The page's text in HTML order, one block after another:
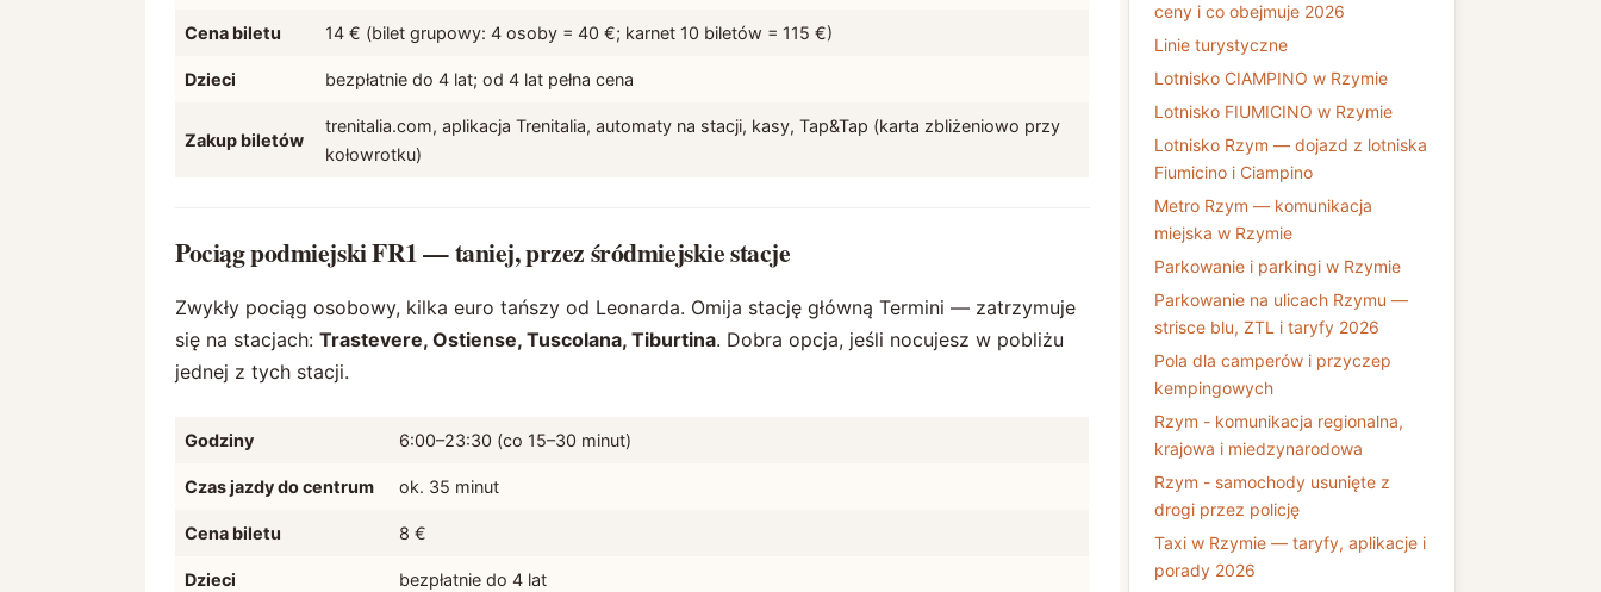
Cena biletu 14 € (bilet grupowy: 4 osoby = 40 €; karnet 10 biletów = 115 €)
Dzieci bezpłatnie do 4 lat; od 4 lat pełna cena
Zakup biletów
trenitalia.com, aplikacja Trenitalia, automaty na stacji, kasy, Tap&Tap (karta zbliżeniowo przy
kołowrotku)
Pociąg podmiejski FR1 — taniej, przez śródmiejskie stacje
Zwykły pociąg osobowy, kilka euro tańszy od Leonarda. Omija stację główną Termini — zatrzymuje
się na stacjach: Trastevere, Ostiense, Tuscolana, Tiburtina. Dobra opcja, jeśli nocujesz w pobliżu
jednej z tych stacji.
Godziny 6:00–23:30 (co 15–30 minut)
Czas jazdy do centrum ok. 35 minut
Cena biletu 8 €
Dzieci bezpłatnie do 4 lat
ceny i co obejmuje 2026
Linie turystyczne
Lotnisko CIAMPINO w Rzymie
Lotnisko FIUMICINO w Rzymie
Lotnisko Rzym — dojazd z lotniska
Fiumicino i Ciampino
Metro Rzym — komunikacja
miejska w Rzymie
Parkowanie i parkingi w Rzymie
Parkowanie na ulicach Rzymu —
strisce blu, ZTL i taryfy 2026
Pola dla camperów i przyczep
kempingowych
Rzym - komunikacja regionalna,
krajowa i miedzynarodowa
Rzym - samochody usunięte z
drogi przez policję
Taxi w Rzymie — taryfy, aplikacje i
porady 2026